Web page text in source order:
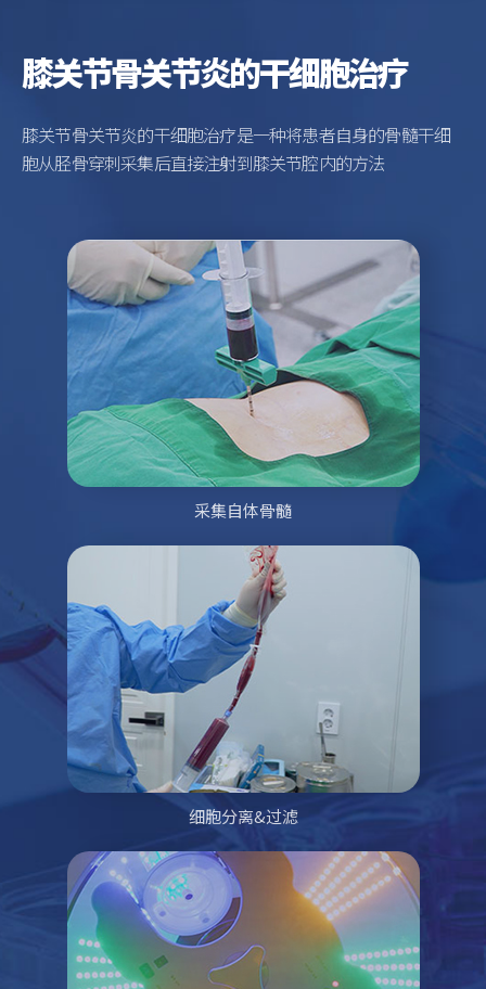
膝关节骨关节炎的干细胞治疗
膝关节骨关节炎的干细胞治疗是一种将患者自身的骨髓干细
胞从胫骨穿刺采集后直接注射到膝关节腔内的方法
采集自体骨髓
细胞分离&过滤